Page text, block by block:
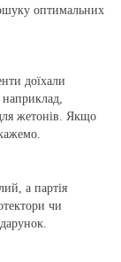
оптимальних
доїхали
жетонів. Якщо
а партія
чи